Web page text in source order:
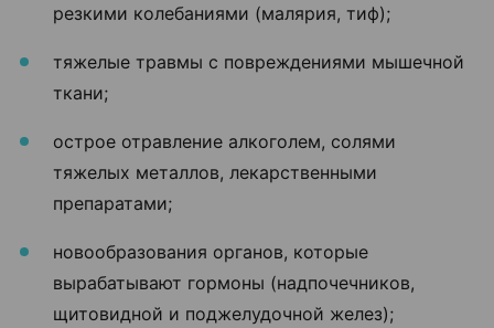
резкими колебаниями (малярия, тиф);
тяжелые травмы с повреждениями мышечной
ткани;
острое отравление алкоголем, солями
тяжелых металлов, лекарственными
препаратами;
новообразования органов, которые
вырабатывают гормоны (надпочечников,
щитовидной и поджелудочной желез);